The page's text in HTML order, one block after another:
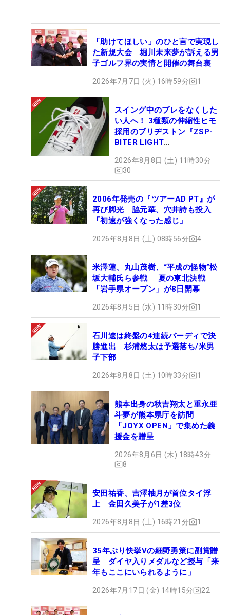
「助けてほしい」のひと言で実現し
た新規大会 堀川未来夢が訴える男
子ゴルフ界の実情と開催の舞台裏
2026年7月7日 (火) 16時59分 1
スイング中のブレをなくした
い人へ！ 3種類の伸縮性ヒモ
採用のブリヂストン『ZSP-
BITER LIGHT
ュー
2026年8月8日 (土) 11時30分
30
2006年発売の『ツアーAD PT』が
再び脚光 脇元華、穴井詩も投入
「初速が強くなった感じ」
2026年8月8日 (土) 08時56分 4
米澤蓮、丸山茂樹、“平成の怪物”松
坂大輔氏ら参戦 夏の東北決戦
「岩手県オープン」が8日開幕
2026年8月5日 (水) 11時30分 1
石川遼は終盤の4連続バーディで決
勝進出 杉浦悠太は予選落ち/米男
子下部
2026年8月8日 (土) 10時33分 1
熊本出身の秋吉翔太と重永亜
斗夢が熊本県庁を訪問
「JOYX OPEN」で集めた義
援金を贈呈
2026年8月6日 (木) 18時43分
8
安田祐香、吉澤柚月が首位タイ浮
上 金田久美子が1差3位
2026年8月8日 (土) 16時21分 1
35年ぶり快挙Vの細野勇策に副賞贈
呈 ダイヤ入りメダルなど授与「来
年もここにいられるように」
2026年7月17日 (金) 14時15分 22